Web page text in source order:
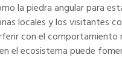
la piedra angular para
locales y los visitantes
con el comportamiento
el ecosistema puede